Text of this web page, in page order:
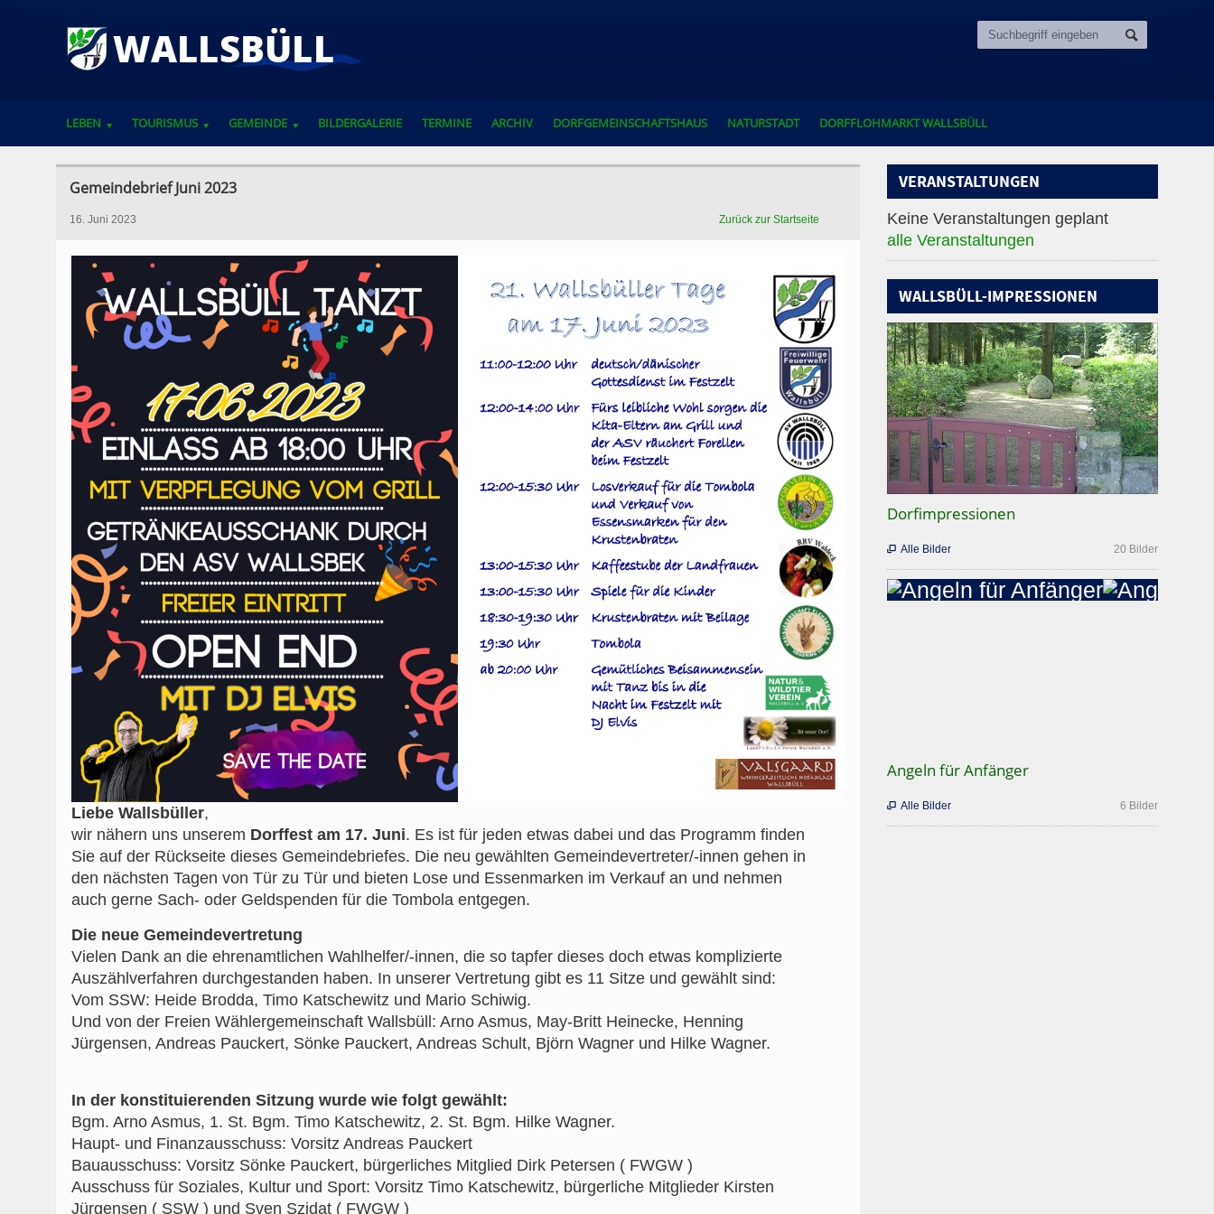
LEBEN TOURISMUS GEMEINDE BILDERGALERIE TERMINE ARCHIV DORFGEMEINSCHAFTSHAUS NATURSTADT DORFFLOHMARKT WALLSBÜLL
Gemeindebrief Juni 2023
Zurück zur Startseite
16. Juni 2023
Liebe Wallsbüller,
wir nähern uns unserem Dorffest am 17. Juni. Es ist für jeden etwas dabei und das Programm finden
Sie auf der Rückseite dieses Gemeindebriefes. Die neu gewählten Gemeindevertreter/-innen gehen in
den nächsten Tagen von Tür zu Tür und bieten Lose und Essenmarken im Verkauf an und nehmen
auch gerne Sach- oder Geldspenden für die Tombola entgegen.
Die neue Gemeindevertretung
Vielen Dank an die ehrenamtlichen Wahlhelfer/-innen, die so tapfer dieses doch etwas komplizierte
Auszählverfahren durchgestanden haben. In unserer Vertretung gibt es 11 Sitze und gewählt sind:
Vom SSW: Heide Brodda, Timo Katschewitz und Mario Schiwig.
Und von der Freien Wählergemeinschaft Wallsbüll: Arno Asmus, May-Britt Heinecke, Henning
Jürgensen, Andreas Pauckert, Sönke Pauckert, Andreas Schult, Björn Wagner und Hilke Wagner.
In der konstituierenden Sitzung wurde wie folgt gewählt:
Bgm. Arno Asmus, 1. St. Bgm. Timo Katschewitz, 2. St. Bgm. Hilke Wagner.
Haupt- und Finanzausschuss: Vorsitz Andreas Pauckert
Bauausschuss: Vorsitz Sönke Pauckert, bürgerliches Mitglied Dirk Petersen ( FWGW )
Ausschuss für Soziales, Kultur und Sport: Vorsitz Timo Katschewitz, bürgerliche Mitglieder Kirsten
Jürgensen ( SSW ) und Sven Szidat ( FWGW )
VERANSTALTUNGEN
Keine Veranstaltungen geplant
alle Veranstaltungen
WALLSBÜLL-IMPRESSIONEN
Dorfimpressionen
20 Bilder
 Alle Bilder
Angeln für Anfänger
6 Bilder
 Alle Bilder